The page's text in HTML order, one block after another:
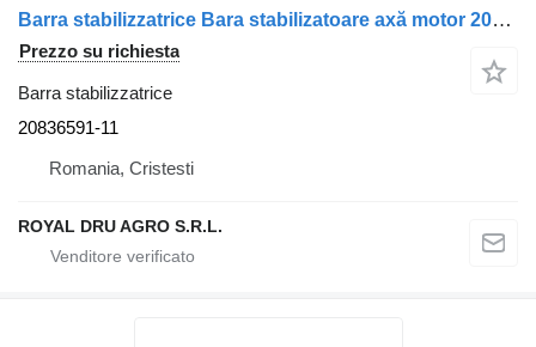
Barra stabilizzatrice Bara stabilizatoare axă motor 20836591-11 per camion Volvo 20836591
Prezzo su richiesta
Barra stabilizzatrice
20836591-11
Romania, Cristesti
ROYAL DRU AGRO S.R.L.